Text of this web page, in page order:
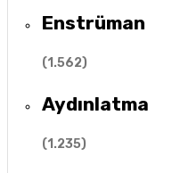
Enstrüman
(1.562)
Aydınlatma
(1.235)